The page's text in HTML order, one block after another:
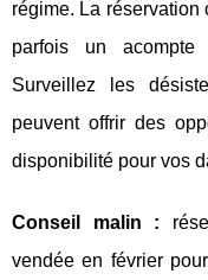
régime. La
parfois un
Surveillez les
peuvent offrir des
disponibilité pour vos
Conseil malin :
vendée en février